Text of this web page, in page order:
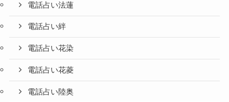
電話占い法蓮
電話占い絆
電話占い花染
電話占い花菱
電話占い陸奥